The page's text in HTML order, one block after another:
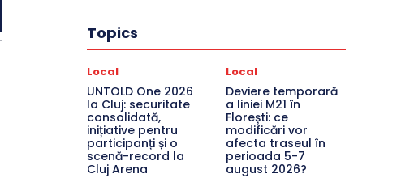
Topics
Local
UNTOLD One 2026
la Cluj: securitate
consolidată,
inițiative pentru
participanți și o
scenă-record la
Cluj Arena
Local
Deviere temporară
a liniei M21 în
Florești: ce
modificări vor
afecta traseul în
perioada 5-7
august 2026?